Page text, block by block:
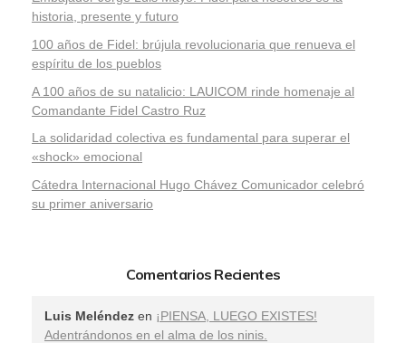
historia, presente y futuro
100 años de Fidel: brújula revolucionaria que renueva el
espíritu de los pueblos
A 100 años de su natalicio: LAUICOM rinde homenaje al
Comandante Fidel Castro Ruz
La solidaridad colectiva es fundamental para superar el
«shock» emocional
Cátedra Internacional Hugo Chávez Comunicador celebró
su primer aniversario
Comentarios Recientes
Luis Meléndez en ¡PIENSA, LUEGO EXISTES!
Adentrándonos en el alma de los ninis.